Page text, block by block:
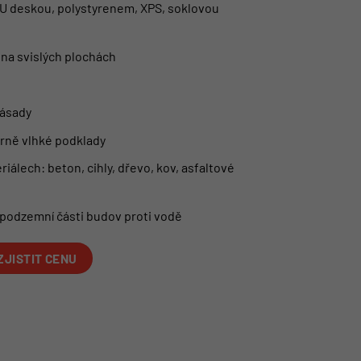
deskou, polystyrenem, XPS, soklovou
svislých plochách
vlhké podklady
beton, cihly, dřevo, kov, asfaltové
části budov proti vodě
CENU